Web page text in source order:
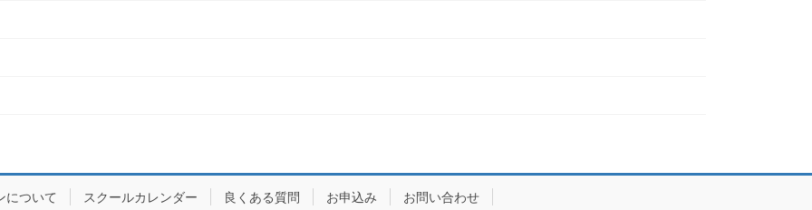
について スクールカレンダー 良くある質問 お申込み お問い合わせ